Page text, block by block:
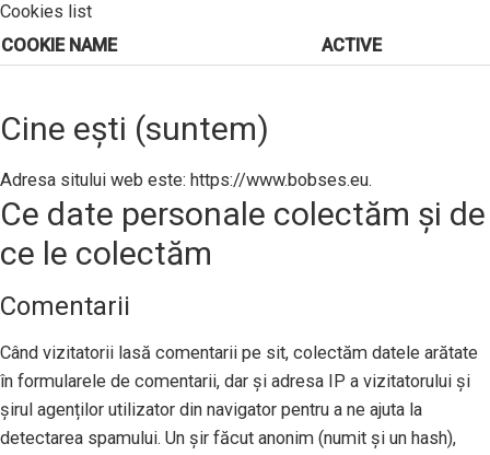
Cookies list
COOKIE NAME
ACTIVE
Cine ești (suntem)
Adresa sitului web este: https://www.bobses.eu.
Ce date personale colectăm și de
ce le colectăm
Comentarii
Când vizitatorii lasă comentarii pe sit, colectăm datele arătate
în formularele de comentarii, dar și adresa IP a vizitatorului și
șirul agenților utilizator din navigator pentru a ne ajuta la
detectarea spamului. Un șir făcut anonim (numit și un hash),